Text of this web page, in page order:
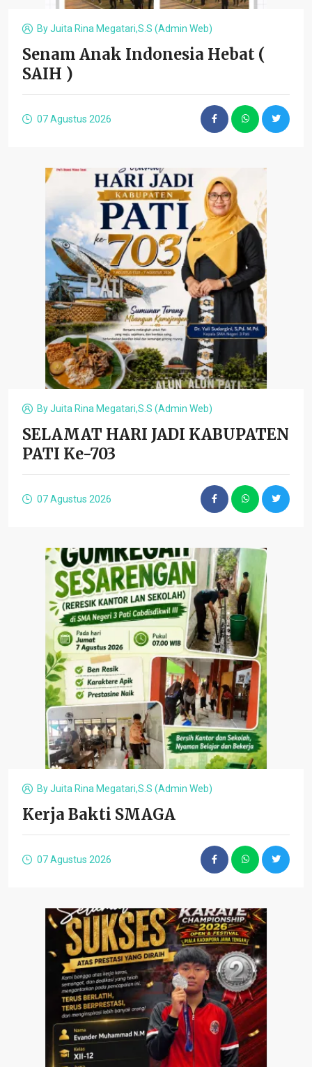
ByJuita Rina Megatari,S.S (admin Web)
Senam Anak Indonesia Hebat (
SAIH )
07 Agustus 2026
ByJuita Rina Megatari,S.S (admin Web)
SELAMAT HARI JADI KABUPATEN
PATI Ke-703
07 Agustus 2026
ByJuita Rina Megatari,S.S (admin Web)
Kerja Bakti SMAGA
07 Agustus 2026